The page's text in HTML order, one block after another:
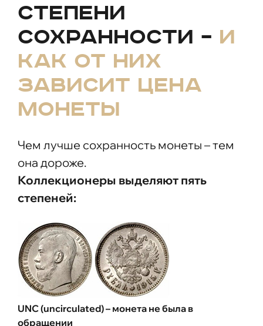
Степени
сохранности – и
как от них
зависит цена
монеты
Чем лучше сохранность монеты – тем
она дороже.
Коллекционеры выделяют пять
степеней:
UNC (uncirculated) – монета не была в
обращении